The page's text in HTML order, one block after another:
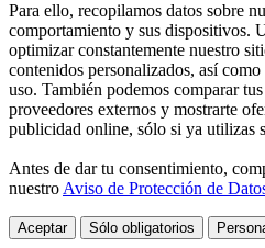
Para ello, recopilamos datos sobre
comportamiento y sus dispositivos.
optimizar constantemente nuestro
contenidos personalizados, así
uso. También podemos comparar
proveedores externos y mostrarte
publicidad online, sólo si ya utilizas
Antes de dar tu consentimiento,
nuestro Aviso de Protección de
Aceptar Sólo obligatorios